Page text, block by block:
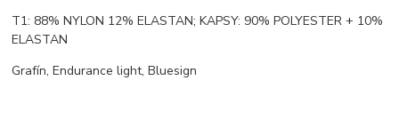
T1: 88% NYLON 12% ELASTAN; KAPSY: 90% POLYESTER + 10%
ELASTAN
Grafín, Endurance light, Bluesign